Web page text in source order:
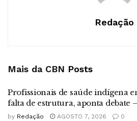
Redação
Mais da CBN Posts
Profissionais de saúde indígena
falta de estrutura, aponta debate
by Redação AGOSTO 7, 2026 0